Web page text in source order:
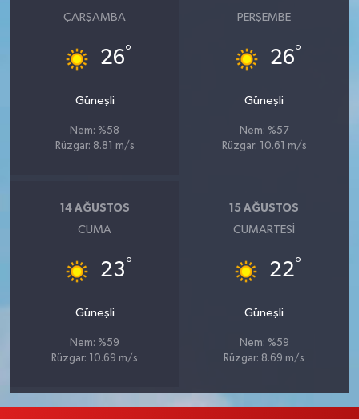
ÇARŞAMBA
26°
Güneşli
Nem: %58
Rüzgar: 8.81 m/s
PERŞEMBE
26°
Güneşli
Nem: %57
Rüzgar: 10.61 m/s
14 AĞUSTOS
CUMA
23°
Güneşli
Nem: %59
Rüzgar: 10.69 m/s
15 AĞUSTOS
CUMARTESI
22°
Güneşli
Nem: %59
Rüzgar: 8.69 m/s